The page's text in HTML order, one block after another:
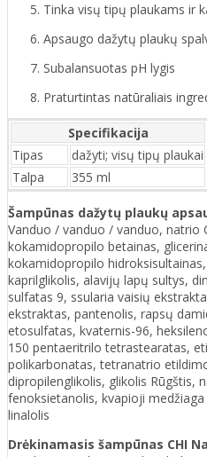
Tinka visų tipų plaukams ir
Apsaugo dažytų plaukų
Subalansuotas pH lygis
Praturtintas natūraliais
Specifikacija
Tipas
dažyti; visų tipų plaukai
Talpa
355 ml
Šampūnas dažytų plaukų
Vanduo / vanduo / vanduo, natrio
kokamidopropilo betainas,
kokamidopropilo
kaprilglikolis, alavijų lapų sultys,
sulfatas 9, ssularia vaisių
ekstraktas, pantenolis, rapsų
etosulfatas, kvaternis-96,
150 pentaeritrilo tetrastearatas,
polikarbonatas, tetranatrio
dipropilenglikolis, glikolis Rūgštis,
fenoksietanolis, kvapioji
linalolis
Drėkinamasis šampūnas CHI